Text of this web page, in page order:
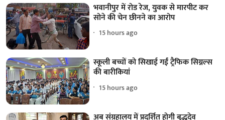
भवानीपुर में रोड रेज, युवक से मारपीट कर
सोने की चेन छीनने का आरोप
15 hours ago
स्कूली बच्चों को सिखाई गईं ट्रैफिक सिग्नल्स
की बारीकियां
15 hours ago
अब संग्रहालय में प्रदर्शित होगी बुद्धदेव